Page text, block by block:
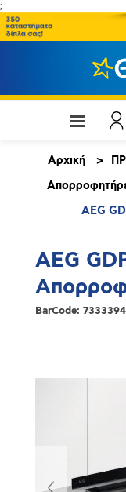
;
Αρχική >
AEG
AEG
BarCode: